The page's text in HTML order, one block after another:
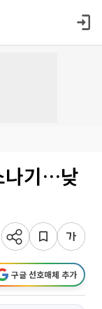
나기…낮
구글 선호매체 추가